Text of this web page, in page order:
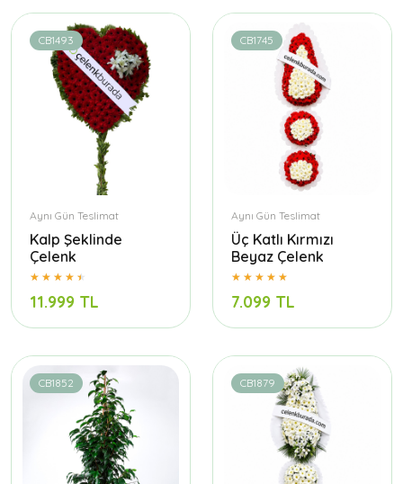
CB1493
Aynı Gün Teslimat
Kalp Şeklinde
Çelenk
11.999 TL
CB1745
Aynı Gün Teslimat
Üç Katlı Kırmızı
Beyaz Çelenk
7.099 TL
CB1852 CB1879